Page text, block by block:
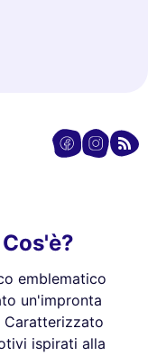
emblematico
un'impronta
Caratterizzato
ispirati alla